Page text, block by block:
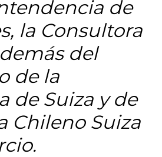
de
la Consultora
del
de la
de Suiza y de
Chileno Suiza